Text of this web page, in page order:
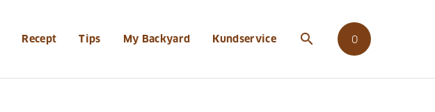
Recept Tips My Backyard Kundservice search 0